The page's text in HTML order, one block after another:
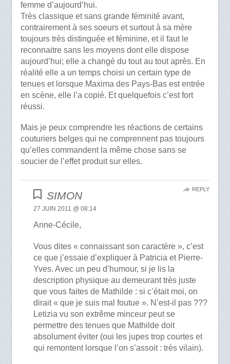
femme d’aujourd’hui.
Très classique et sans grande féminité avant,
contrairement à ses soeurs et surtout à sa mère
toujours très distinguée et féminine, et il faut le
reconnaitre sans les moyens dont elle dispose
aujourd’hui; elle a changé du tout au tout après. En
réalité elle a un temps choisi un certain type de
tenues et lorsque Maxima des Pays-Bas est entrée
en scène, elle l’a copié. Et quelquefois c’est fort
réussi.
Mais je peux comprendre les réactions de certains
couturiers belges qui ne comprennent pas toujours
qu’elles commandent la même chose sans se
soucier de l’effet produit sur elles.
SIMON
27 JUIN 2011 @ 08:14
Anne-Cécile,
Vous dites « connaissant son caractère », c’est
ce que j’essaie d’expliquer à Patricia et Pierre-
Yves. Avec un peu d’humour, si je lis la
description physique au demeurant très juste
que vous faites de Mathilde : si c’était moi, on
dirait « que je suis mal foutue ». N’est-il pas ???
Letizia vu son extrême minceur peut se
permettre des tenues que Mathilde doit
absolument éviter (oui les jupes trop courtes et
qui remontent lorsque l’on s’assoit : très vilain).
REPLY